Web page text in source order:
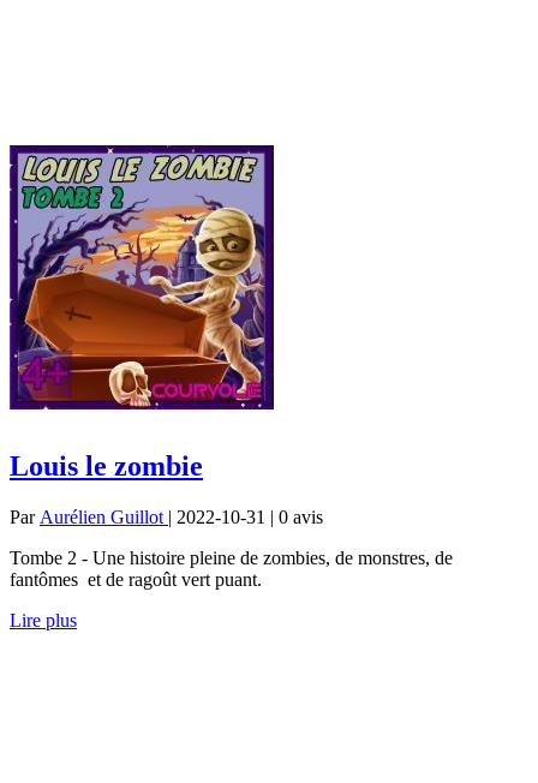
Louis le zombie
Par Aurélien Guillot | 2022-10-31 | 0 avis
Tombe 2 - Une histoire pleine de zombies, de monstres, de
fantômes et de ragoût vert puant.
Lire plus